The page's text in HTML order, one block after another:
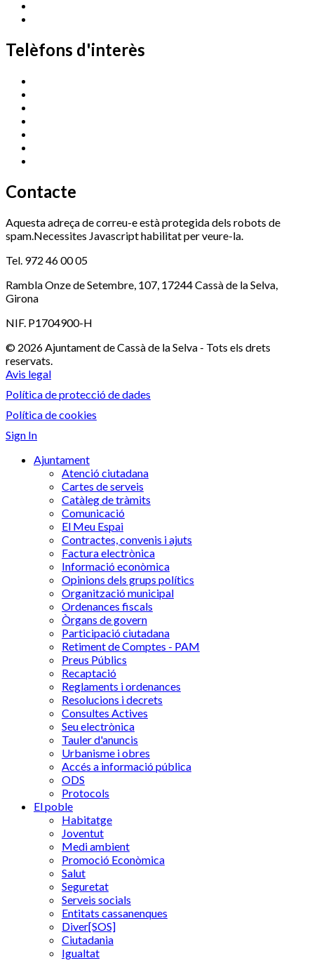
Telèfons d'interès
Contacte
Aquesta adreça de correu-e està protegida dels robots de
spam.Necessites Javascript habilitat per veure-la.
Tel. 972 46 00 05
Rambla Onze de Setembre, 107, 17244 Cassà de la Selva,
Girona
NIF. P1704900-H
© 2026 Ajuntament de Cassà de la Selva - Tots els drets
reservats.
Avis legal
Política de protecció de dades
Política de cookies
Sign In
Ajuntament
Atenció ciutadana
Cartes de serveis
Catàleg de tràmits
Comunicació
El Meu Espai
Contractes, convenis i ajuts
Factura electrònica
Informació econòmica
Opinions dels grups polítics
Organització municipal
Ordenances fiscals
Òrgans de govern
Participació ciutadana
Retiment de Comptes - PAM
Preus Públics
Recaptació
Reglaments i ordenances
Resolucions i decrets
Consultes Actives
Seu electrònica
Tauler d'anuncis
Urbanisme i obres
Accés a informació pública
ODS
Protocols
El poble
Habitatge
Joventut
Medi ambient
Promoció Econòmica
Salut
Seguretat
Serveis socials
Entitats cassanenques
Diver[SOS]
Ciutadania
Igualtat